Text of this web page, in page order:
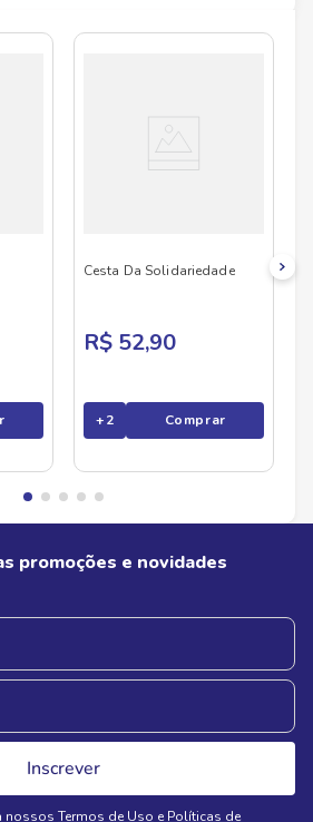
, confira abaixo:
Cesta Da Solidariedade
R$ 52,90
+2 Comprar
promoções e novidades
Inscrever
nossos Termos de Uso e Políticas de